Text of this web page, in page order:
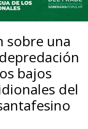
sobre una
bajos
del